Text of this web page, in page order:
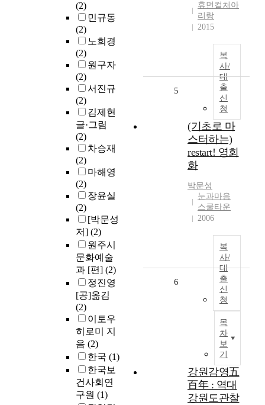
(2)
민규동
(2)
노희경
(2)
원구자
(2)
서진규
(2)
김제현
글·그림
(2)
차승재
(2)
마해영
(2)
장윤실
(2)
[박문성
저] (2)
원주시
문화예술
과 [편] (2)
정진영
[공]옮김
(2)
이토우
히로미 지
음 (2)
한국 (1)
한국보
건사회연
구원 (1)
휴먼컬처아
리랑
2015
복
사/
대
출
신
청
5
(기초로 마
스터하는)
restart! 영회
화
박문성
눈과마음
스쿨타운
2006
복
사/
대
출
신
청
목
차
보
기
6
강원감영五
百年 : 역대
강원도관찰